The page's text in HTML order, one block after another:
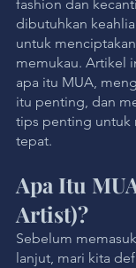
fashion dan
dibutuhkan
untuk
memukau. Artikel
apa itu MUA,
itu penting, dan
tips penting untuk
tepat.
Apa Itu
Artist)?
Sebelum
lanjut, mari kita